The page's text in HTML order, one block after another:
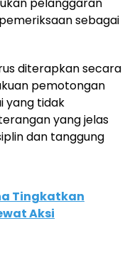
sebagai
diterapkan secara
pemotongan
yang tidak
yang jelas
dan tanggung
Tingkatkan
Aksi